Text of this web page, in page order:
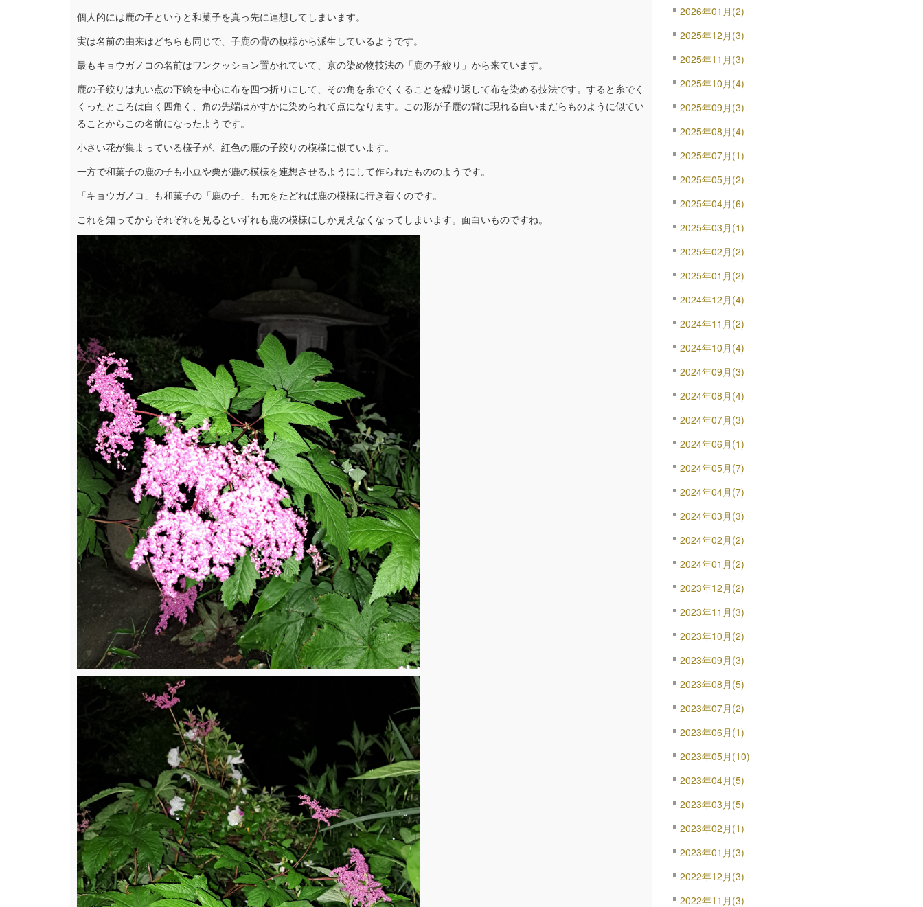
個人的には鹿の子というと和菓子を真っ先に連想してしまいます。
実は名前の由来はどちらも同じで、子鹿の背の模様から派生しているようです。
最もキョウガノコの名前はワンクッション置かれていて、京の染め物技法の「鹿の子絞り」から来ています。
鹿の子絞りは丸い点の下絵を中心に布を四つ折りにして、その角を糸でくくることを繰り返して布を染める技法です。すると糸でく
くったところは白く四角く、角の先端はかすかに染められて点になります。この形が子鹿の背に現れる白いまだらものように似てい
ることからこの名前になったようです。
小さい花が集まっている様子が、紅色の鹿の子絞りの模様に似ています。
一方で和菓子の鹿の子も小豆や栗が鹿の模様を連想させるようにして作られたもののようです。
「キョウガノコ」も和菓子の「鹿の子」も元をたどれば鹿の模様に行き着くのです。
これを知ってからそれぞれを見るといずれも鹿の模様にしか見えなくなってしまいます。面白いものですね。
2026年01月(2)
2025年12月(3)
2025年11月(3)
2025年10月(4)
2025年09月(3)
2025年08月(4)
2025年07月(1)
2025年05月(2)
2025年04月(6)
2025年03月(1)
2025年02月(2)
2025年01月(2)
2024年12月(4)
2024年11月(2)
2024年10月(4)
2024年09月(3)
2024年08月(4)
2024年07月(3)
2024年06月(1)
2024年05月(7)
2024年04月(7)
2024年03月(3)
2024年02月(2)
2024年01月(2)
2023年12月(2)
2023年11月(3)
2023年10月(2)
2023年09月(3)
2023年08月(5)
2023年07月(2)
2023年06月(1)
2023年05月(10)
2023年04月(5)
2023年03月(5)
2023年02月(1)
2023年01月(3)
2022年12月(3)
2022年11月(3)